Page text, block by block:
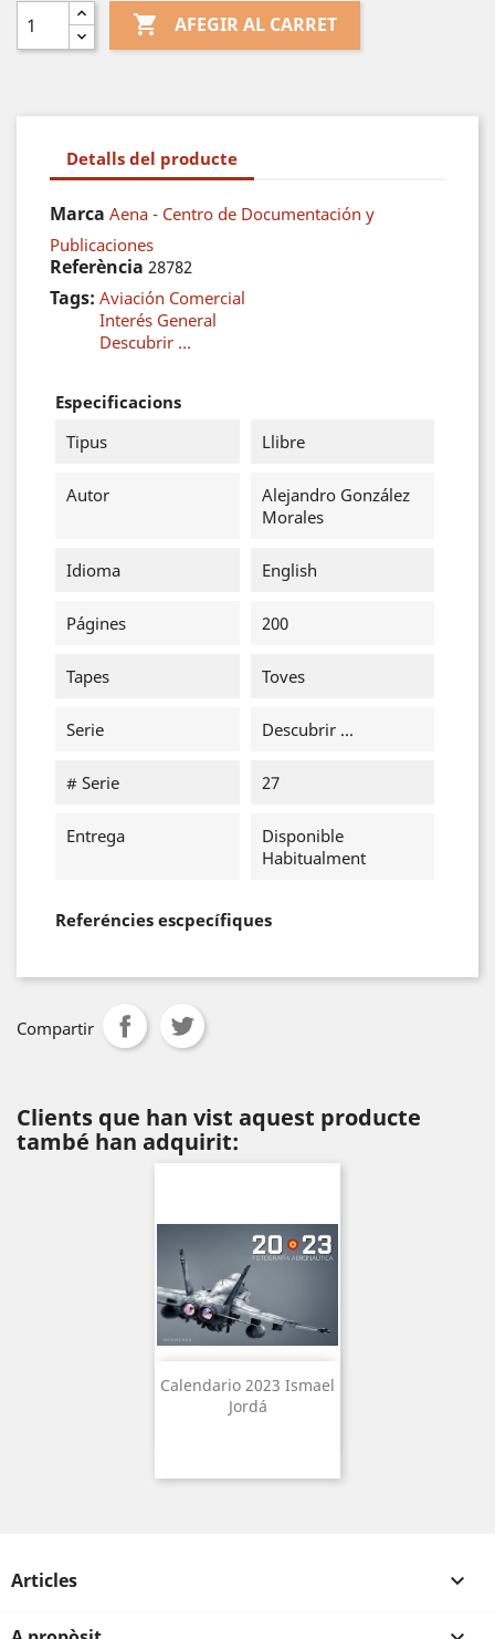
 AFEGIR AL CARRET
Detalls del producte
Marca Aena - Centro de Documentación y
Publicaciones
Referència 28782
Tags: Aviación Comercial
Interés General
Descubrir ...
Especificacions
Tipus
Llibre
Autor
Alejandro González
Morales
Idioma English
Págines 200
Tapes Toves
Serie Descubrir ...
# Serie 27
Entrega
Disponible
Habitualment
Referéncies escpecífiques
Compartir
Clients que han vist aquest producte
també han adquirit:
Calendario 2023 Ismael
Jordá
Articles 